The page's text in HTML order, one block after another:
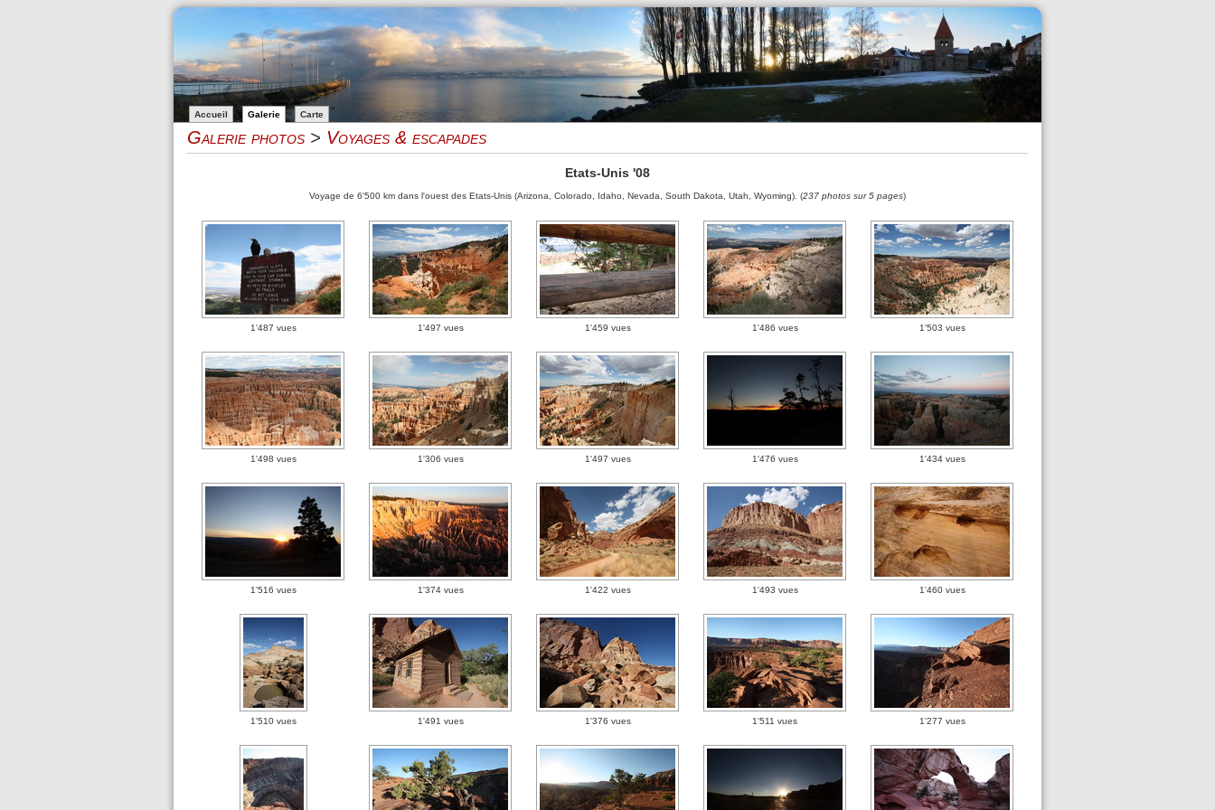
Accueil Galerie Carte
Galerie photos > Voyages & escapades
Etats-Unis '08
Voyage de 6'500 km dans l'ouest des Etats-Unis (Arizona, Colorado, Idaho, Nevada, South Dakota, Utah, Wyoming). (237 photos sur 5 pages)
1'487 vues 1'497 vues 1'459 vues 1'486 vues 1'503 vues
1'498 vues 1'306 vues 1'497 vues 1'476 vues 1'434 vues
1'516 vues 1'374 vues 1'422 vues 1'493 vues 1'460 vues
1'510 vues 1'491 vues 1'376 vues 1'511 vues 1'277 vues